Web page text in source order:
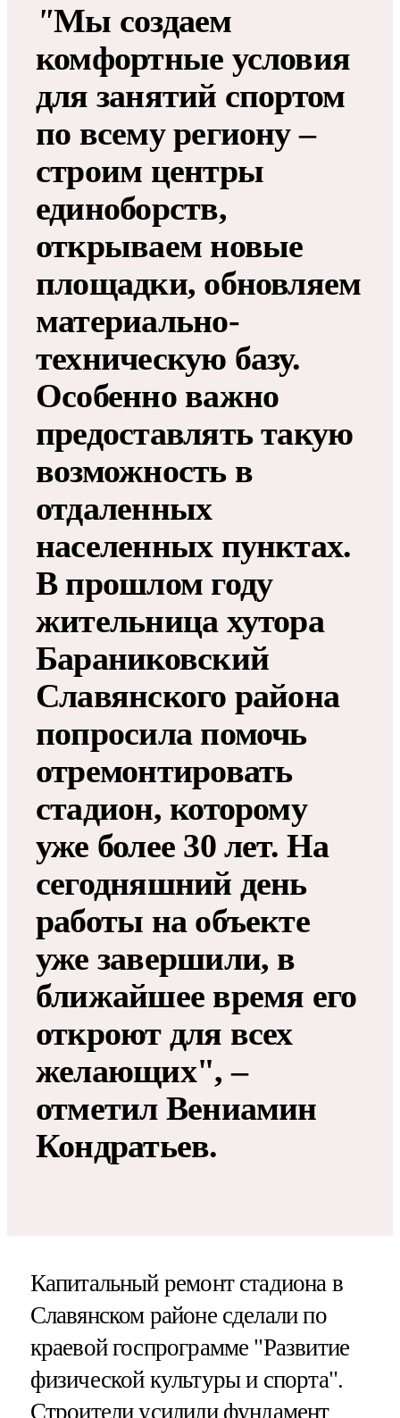
"Мы создаем
комфортные условия
для занятий спортом
по всему региону –
строим центры
единоборств,
открываем новые
площадки, обновляем
материально-
техническую базу.
Особенно важно
предоставлять такую
возможность в
отдаленных
населенных пунктах.
В прошлом году
жительница хутора
Бараниковский
Славянского района
попросила помочь
отремонтировать
стадион, которому
уже более 30 лет. На
сегодняшний день
работы на объекте
уже завершили, в
ближайшее время его
откроют для всех
желающих", –
отметил Вениамин
Кондратьев.
Капитальный ремонт стадиона в
Славянском районе сделали по
краевой госпрограмме "Развитие
физической культуры и спорта".
Строители усилили фундамент